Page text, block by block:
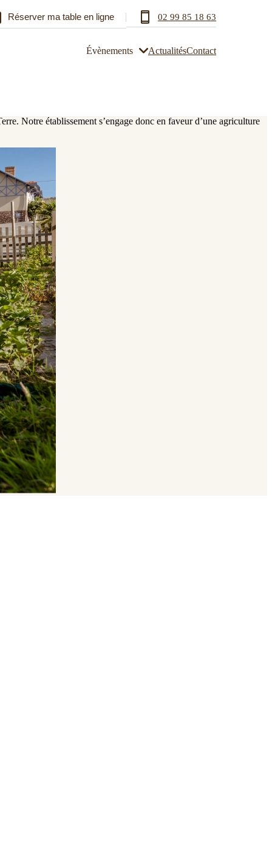
Réserver ma table en ligne 02 99 85 18 63
Plateau-repas
Évènements
Location de salle
ActualitésContact
Notre établissement s’engage donc en faveur d’une agriculture